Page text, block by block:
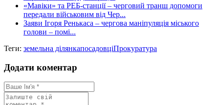
«Мавіки» та РЕБ-станції – черговий транш допомоги
передали військовим від Чер...
Заяви Ігоря Ренькаса – чергова маніпуляція міського
голови – помі...
Теги: земельна ділянкапосадовціПрокуратура
Додати коментар